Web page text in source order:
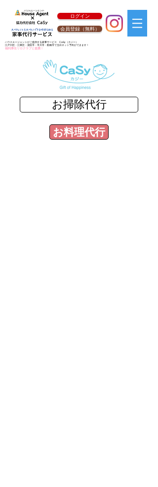
ログイン
会員登録（無料）
ハウスエージェントがご提供する家事サービス CaSy （カジー）
江戸川区・江東区・浦安市・市川市・船橋市で当日ネット予約ができます！
福利厚生リロクラブと提携！
お掃除代行
お料理代行